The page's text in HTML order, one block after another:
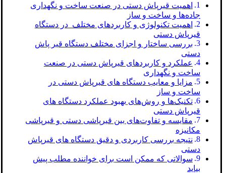
اهمیت قیرپاش دستی در صنعت ساخت و نگهداری
جاده‌ها و ساخت و ساز
اهمیت تکنولوژی و کاربردهای مختلف در دستگاه
قیرپاش دستی
بررسی ساختار و اجزای مختلف دستگاه قیر پاش
دستی
عملکرد و کاربردهای قیرپاش دستی در صنعت
ساخت و نگهداری
مزایا و معایب دستگاه های قیرپاش دستی در
ساخت و ساز
تکنیک‌ها و روش‌های بهبود عملکرد دستگاه های
قیرپاش دستی
مقایسه و تفاوت‌های بین قیرپاشی دستی و قیرپاشی
مکانیزه
نتیجه بررسی کاربردی و دقیق دستگاه های قیرپاش
دستی
سوالاتی که ممکن است برای خواننده مطلب پیش
بیاید